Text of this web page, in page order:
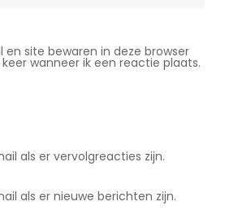
site bewaren in deze browser
wanneer ik een reactie plaats.
als er vervolgreacties zijn.
als er nieuwe berichten zijn.